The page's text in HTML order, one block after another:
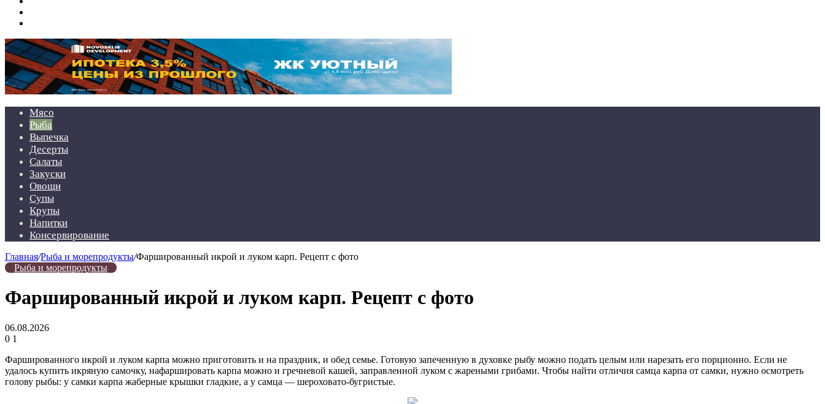
Мясо
Рыба
Выпечка
Десерты
Салаты
Закуски
Овощи
Супы
Крупы
Напитки
Консервирование
Главная/Рыба и морепродукты/Фаршированный икрой и луком карп. Рецепт с фото
Рыба и морепродукты
Фаршированный икрой и луком карп. Рецепт с фото
06.08.2026
0 1
Фаршированного икрой и луком карпа можно приготовить и на праздник, и обед семье. Готовую запеченную в духовке рыбу можно подать целым или нарезать его порционно. Если не
удалось купить икряную самочку, нафаршировать карпа можно и гречневой кашей, заправленной луком с жареными грибами. Чтобы найти отличия самца карпа от самки, нужно осмотреть
голову рыбы: у самки карпа жаберные крышки гладкие, а у самца — шероховато-бугристые.